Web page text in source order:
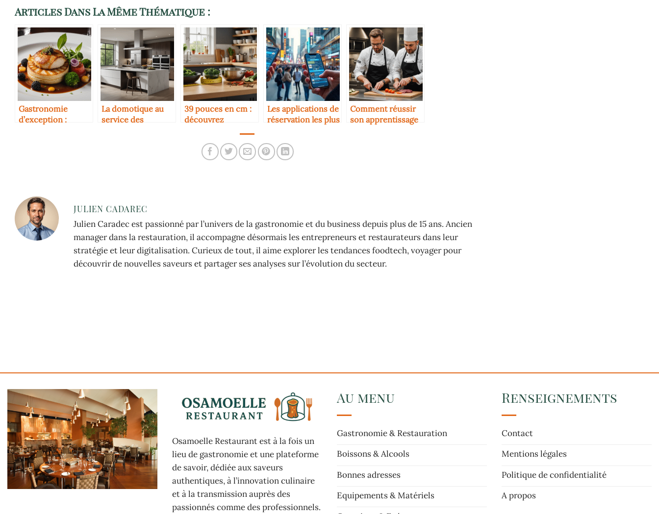
Articles Dans La Même Thématique :
Gastronomie
d’exception :
La domotique au
service des
39 pouces en cm :
découvrez
facilement les
mesures en cuisine
Les applications de
réservation les plus
Comment réussir
son apprentissage
JULIEN CADAREC
Julien Caradec est passionné par l’univers de la gastronomie et du business depuis plus de 15 ans. Ancien
manager dans la restauration, il accompagne désormais les entrepreneurs et restaurateurs dans leur
stratégie et leur digitalisation. Curieux de tout, il aime explorer les tendances foodtech, voyager pour
découvrir de nouvelles saveurs et partager ses analyses sur l’évolution du secteur.
Osamoelle Restaurant est à la fois un
lieu de gastronomie et une plateforme
de savoir, dédiée aux saveurs
authentiques, à l’innovation culinaire
et à la transmission auprès des
passionnés comme des professionnels.
Au menu
Gastronomie & Restauration
Boissons & Alcools
Bonnes adresses
Equipements & Matériels
Renseignements
Contact
Mentions légales
Politique de confidentialité
A propos